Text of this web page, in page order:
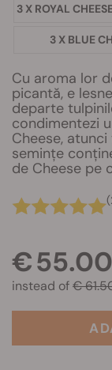
3 X BLUE
Cu aroma lor
picantă, e
departe
condimentezi
Cheese,
semințe
de Cheese pe
€ 55.00
instead of€